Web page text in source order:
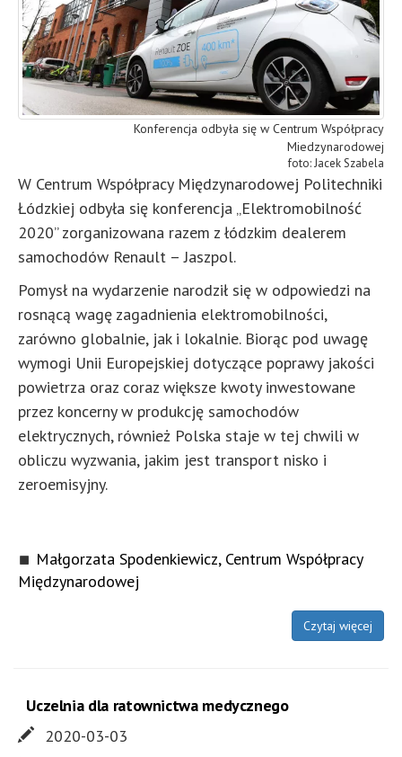
Konferencja odbyła się w Centrum Współpracy
Miedzynarodowej
Jacek Szabela
W Centrum Współpracy Międzynarodowej Politechniki
Łódzkiej odbyła się konferencja „Elektromobilność
2020” zorganizowana razem z łódzkim dealerem
samochodów Renault – Jaszpol.
Pomysł na wydarzenie narodził się w odpowiedzi na
rosnącą wagę zagadnienia elektromobilności,
zarówno globalnie, jak i lokalnie. Biorąc pod uwagę
wymogi Unii Europejskiej dotyczące poprawy jakości
powietrza oraz coraz większe kwoty inwestowane
przez koncerny w produkcję samochodów
elektrycznych, również Polska staje w tej chwili w
obliczu wyzwania, jakim jest transport nisko i
zeroemisyjny.
Małgorzata Spodenkiewicz, Centrum Współpracy
Międzynarodowej
Czytaj więcej
Uczelnia dla ratownictwa medycznego
2020-03-03